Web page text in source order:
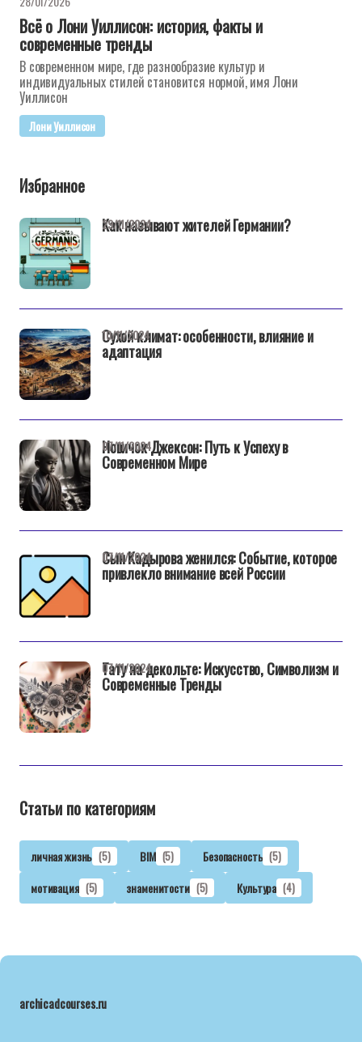
Всё о Лони Уиллисон: история, факты и
современные тренды
В современном мире, где разнообразие культур и
индивидуальных стилей становится нормой, имя Лони
Уиллисон
Лони Уиллисон
Избранное
Как называют жителей Германии?
29/11/2024
Сухой климат: особенности, влияние и
адаптация
10/11/2024
Новичок Джексон: Путь к Успеху в
Современном Мире
07/11/2024
Сын Кадырова женился: Событие, которое
привлекло внимание всей России
07/11/2024
Тату на декольте: Искусство, Символизм и
Современные Тренды
07/11/2024
Статьи по категориям
личная жизнь (5) BIM (5) Безопасность (5)
мотивация (5) знаменитости (5) Культура (4)
archicadcourses.ru